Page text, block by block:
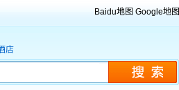
Baidu地图 Google地图
店